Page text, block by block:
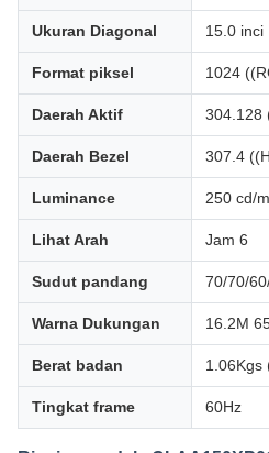
Ukuran Diagonal 15.0 inci
Format piksel 1024
Daerah Aktif 304.128
Daerah Bezel 307.4
Luminance 250 cd/
Lihat Arah Jam 6
Sudut pandang 70/70/
Warna Dukungan 16.2M
Berat badan 1.06Kgs
Tingkat frame 60Hz